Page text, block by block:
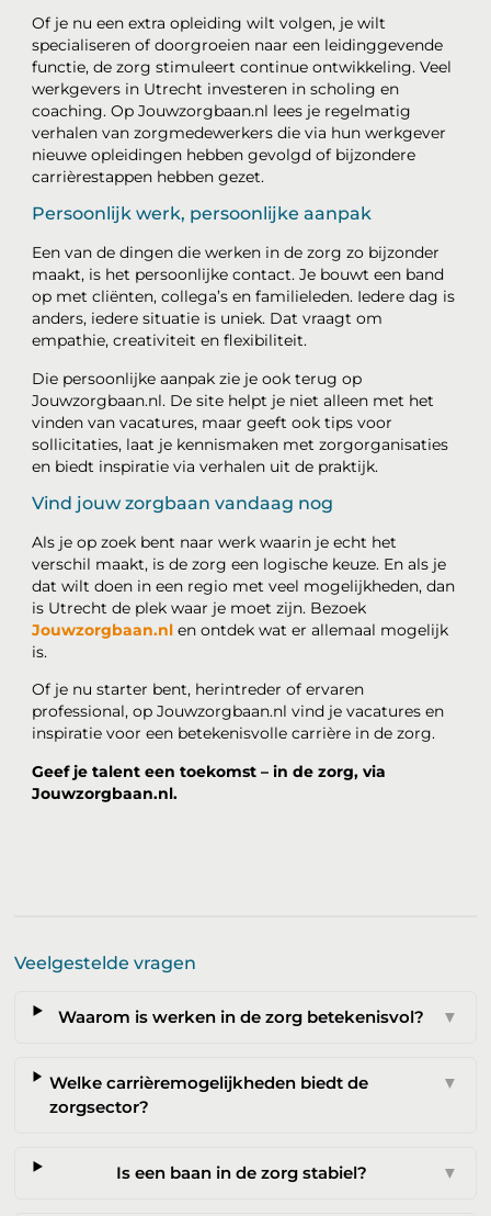
Of je nu een extra opleiding wilt volgen, je wilt
specialiseren of doorgroeien naar een leidinggevende
functie, de zorg stimuleert continue ontwikkeling. Veel
werkgevers in Utrecht investeren in scholing en
coaching. Op Jouwzorgbaan.nl lees je regelmatig
verhalen van zorgmedewerkers die via hun werkgever
nieuwe opleidingen hebben gevolgd of bijzondere
carrièrestappen hebben gezet.
Persoonlijk werk, persoonlijke aanpak
Een van de dingen die werken in de zorg zo bijzonder
maakt, is het persoonlijke contact. Je bouwt een band
op met cliënten, collega’s en familieleden. Iedere dag is
anders, iedere situatie is uniek. Dat vraagt om
empathie, creativiteit en flexibiliteit.
Die persoonlijke aanpak zie je ook terug op
Jouwzorgbaan.nl. De site helpt je niet alleen met het
vinden van vacatures, maar geeft ook tips voor
sollicitaties, laat je kennismaken met zorgorganisaties
en biedt inspiratie via verhalen uit de praktijk.
Vind jouw zorgbaan vandaag nog
Als je op zoek bent naar werk waarin je echt het
verschil maakt, is de zorg een logische keuze. En als je
dat wilt doen in een regio met veel mogelijkheden, dan
is Utrecht de plek waar je moet zijn. Bezoek
Jouwzorgbaan.nl en ontdek wat er allemaal mogelijk
is.
Of je nu starter bent, herintreder of ervaren
professional, op Jouwzorgbaan.nl vind je vacatures en
inspiratie voor een betekenisvolle carrière in de zorg.
Geef je talent een toekomst – in de zorg, via
Jouwzorgbaan.nl.
Veelgestelde vragen
Waarom is werken in de zorg betekenisvol? ▼
Welke carrièremogelijkheden biedt de
zorgsector?
▼
Is een baan in de zorg stabiel? ▼